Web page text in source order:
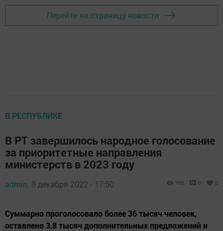
Перейти на страницу новости
В РЕСПУБЛИКЕ
В РТ завершилось народное голосование
за приоритетные направления
министерств в 2023 году
admin, 8 декабря 2022 - 17:50 765 0 0
Суммарно проголосовало более 36 тысяч человек,
оставлено 3,8 тысяч дополнительных предложений и